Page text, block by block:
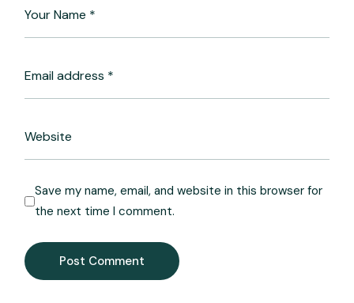
Save my name, email, and website in this browser for
the next time I comment.
Post Comment